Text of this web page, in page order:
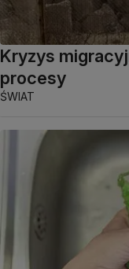
Kryzys
procesy
ŚWIAT